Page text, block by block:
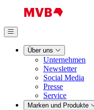
Über uns
Unternehmen
Newsletter
Social Media
Presse
Service
Marken und Produkte